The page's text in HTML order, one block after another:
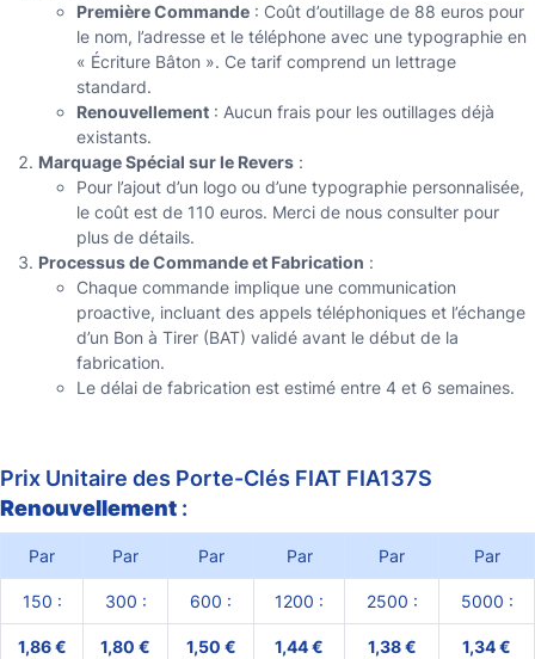
Première Commande : Coût d’outillage de 88 euros pour
le nom, l’adresse et le téléphone avec une typographie en
« Écriture Bâton ». Ce tarif comprend un lettrage
standard.
Renouvellement : Aucun frais pour les outillages déjà
existants.
Marquage Spécial sur le Revers :
Pour l’ajout d’un logo ou d’une typographie personnalisée,
le coût est de 110 euros. Merci de nous consulter pour
plus de détails.
Processus de Commande et Fabrication :
Chaque commande implique une communication
proactive, incluant des appels téléphoniques et l’échange
d’un Bon à Tirer (BAT) validé avant le début de la
fabrication.
Le délai de fabrication est estimé entre 4 et 6 semaines.
Prix Unitaire des Porte-Clés FIAT FIA137S
Renouvellement :
Par Par Par Par Par Par
150 : 300 : 600 : 1200 : 2500 : 5000 :
1,86 € 1,80 € 1,50 € 1,44 € 1,38 € 1,34 €